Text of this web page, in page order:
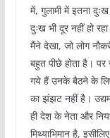
में, गुलामी में इतना
दुःख भी दूर नहीं हो
मैंने देखा, जो लोग
बहुत पीछे होता है। पर
गये हैं उनके बैठने के
का झंझट नहीं है। उद्यम
ही देश के नेता और
मिथ्याभिमान है,